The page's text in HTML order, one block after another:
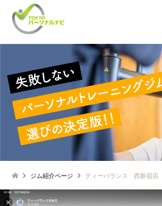
ジム紹介ページ ティーバランス 西新宿店